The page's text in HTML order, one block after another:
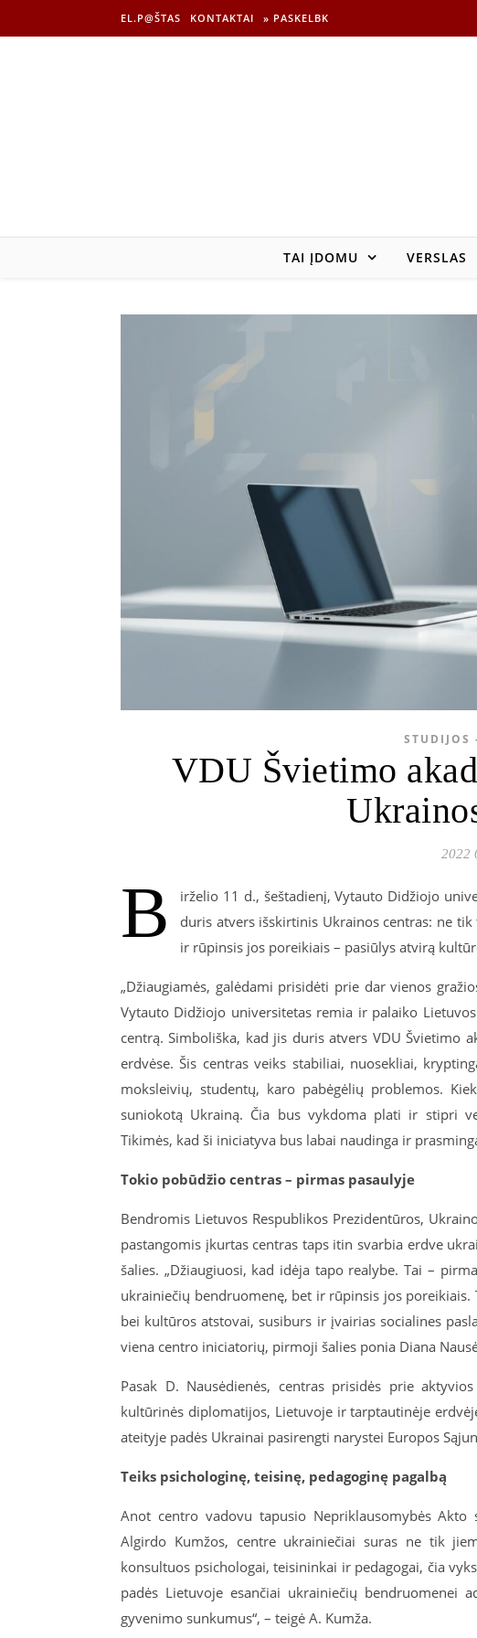
EL.P@ŠTAS KONTAKTAI » PASKELBK
TAI ĮDOMU VERSLAS
STUDIJOS
VDU Švietimo
2022
B
irželio 11 d., šeštadienį, Vytauto Didžiojo
duris atvers išskirtinis Ukrainos centras: ne
ir rūpinsis jos poreikiais – pasiūlys atvirą
„Džiaugiamės, galėdami prisidėti prie dar vienos
Vytauto Didžiojo universitetas remia ir palaiko
centrą. Simboliška, kad jis duris atvers VDU Švietimo
erdvėse. Šis centras veiks stabiliai, nuosekliai,
moksleivių, studentų, karo pabėgėlių problemos.
suniokotą Ukrainą. Čia bus vykdoma plati ir stipri
Tikimės, kad ši iniciatyva bus labai naudinga ir
Tokio pobūdžio centras – pirmas pasaulyje
Bendromis Lietuvos Respublikos Prezidentūros,
pastangomis įkurtas centras taps itin svarbia erdve
šalies. „Džiaugiuosi, kad idėja tapo realybe. Tai –
ukrainiečių bendruomenę, bet ir rūpinsis jos
bei kultūros atstovai, susiburs ir įvairias socialines
viena centro iniciatorių, pirmoji šalies ponia Diana
Pasak D. Nausėdienės, centras prisidės prie
kultūrinės diplomatijos, Lietuvoje ir tarptautinėje
ateityje padės Ukrainai pasirengti narystei Europos
Teiks psichologinę, teisinę, pedagoginę pagalbą
Anot centro vadovu tapusio Nepriklausomybės Akto
Algirdo Kumžos, centre ukrainiečiai suras ne tik
konsultuos psichologai, teisininkai ir pedagogai, čia
padės Lietuvoje esančiai ukrainiečių
gyvenimo sunkumus“, – teigė A. Kumža.